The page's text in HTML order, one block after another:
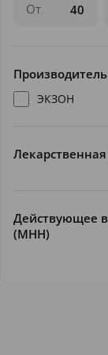
От
Производитель
ЭКЗОН
Действующее
(МНН)